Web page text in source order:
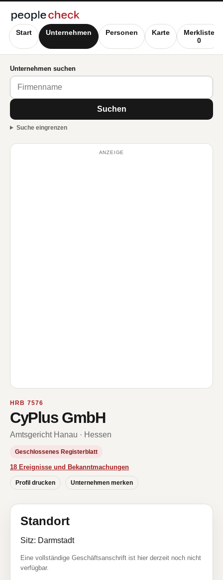
Start Unternehmen Personen Karte
Merkliste
0
Unternehmen suchen
Suchen
Suche eingrenzen
ANZEIGE
HRB 7576
CyPlus GmbH
Amtsgericht Hanau · Hessen
Geschlossenes Registerblatt
18 Ereignisse und Bekanntmachungen
Profil drucken Unternehmen merken
Standort
Sitz: Darmstadt
Eine vollständige Geschäftsanschrift ist hier derzeit noch nicht
verfügbar.